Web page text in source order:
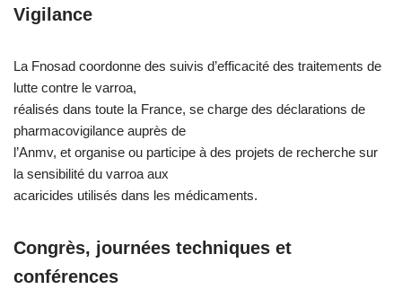
Vigilance
La Fnosad coordonne des suivis d’efficacité des traitements de
lutte contre le varroa,
réalisés dans toute la France, se charge des déclarations de
pharmacovigilance auprès de
l’Anmv, et organise ou participe à des projets de recherche sur
la sensibilité du varroa aux
acaricides utilisés dans les médicaments.
Congrès, journées techniques et
conférences